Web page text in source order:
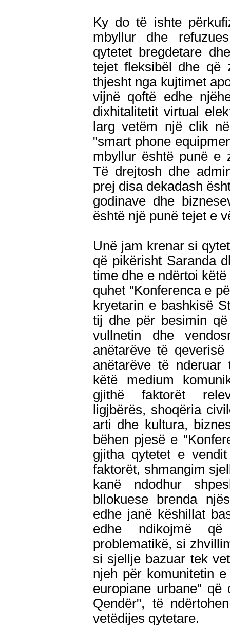
Ky do të ishte
mbyllur dhe
qytetet bregdetare
tejet fleksibël dhe që
thjesht nga kujtimet
vijnë qoftë edhe
dixhitalitetit virtual
larg vetëm një clik
"smart phone
mbyllur është punë e
Të drejtosh dhe
prej disa dekadash
godinave dhe
është një punë tejet e
Unë jam krenar si
që pikërisht Saranda
time dhe e ndërtoi
quhet "Konferenca e
kryetarin e bashkisë
tij dhe për besimin
vullnetin dhe
anëtarëve të
anëtarëve të nderuar
këtë medium
gjithë faktorët
ligjbërës, shoqëria
arti dhe kultura,
bëhen pjesë e
gjitha qytetet e
faktorët, shmangim
kanë ndodhur
bllokuese brenda
edhe janë këshillat
edhe ndikojmë
problematikë, si
si sjellje bazuar tek
njeh për komunitetin
europiane urbane"
Qendër", të
vetëdijes qytetare.